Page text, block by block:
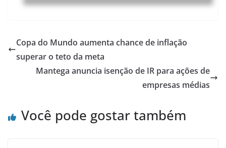
Copa do Mundo aumenta chance de inflação
superar o teto da meta
Mantega anuncia isenção de IR para ações de
empresas médias
Você pode gostar também